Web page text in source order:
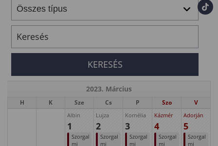
2023. Március
H K Sze Cs P Szo V
Albin
1
Szorgal
mi
Lujza
2
Szorgal
mi
Kornélia
3
Szorgal
mi
Kázmér
4
Szorgal
mi
Adorján
5
Szorgal
mi